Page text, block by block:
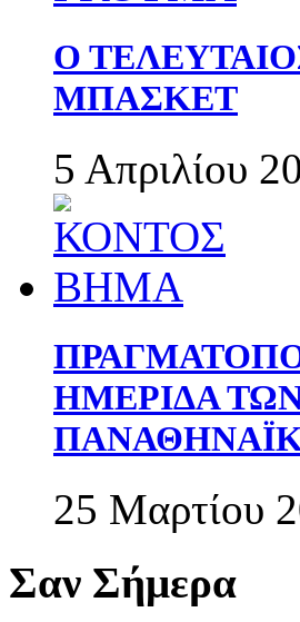
Ο
ΜΠΑΣΚΕΤ
5 Απριλίου
ΗΜΕΡΙΔΑ
25 Μαρτίου
Σαν Σήμερα